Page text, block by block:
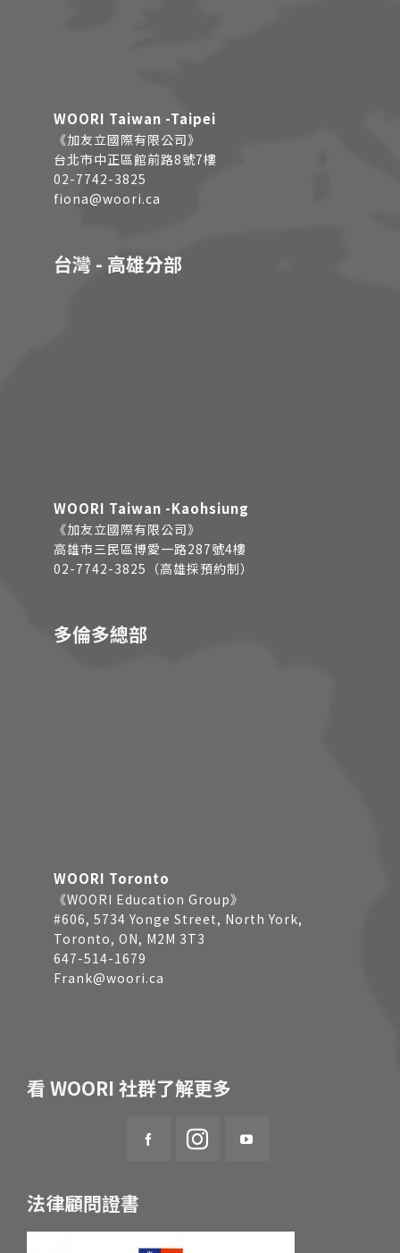
WOORI Taiwan -Taipei
《加友立國際有限公司》
台北市中正區館前路8號7樓
02-7742-3825
fiona@woori.ca
台灣 - 高雄分部
WOORI Taiwan -Kaohsiung
《加友立國際有限公司》
高雄市三民區博愛一路287號4樓
02-7742-3825（高雄採預約制）
多倫多總部
WOORI Toronto
《WOORI Education Group》
#606, 5734 Yonge Street, North York,
Toronto, ON, M2M 3T3
647-514-1679
Frank@woori.ca
看 WOORI 社群了解更多
法律顧問證書